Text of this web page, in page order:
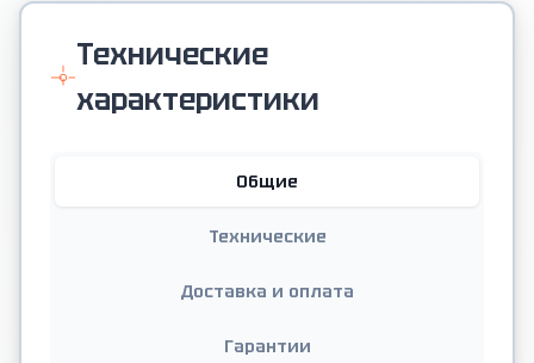
Технические
характеристики
Общие
Технические
Доставка и оплата
Гарантии